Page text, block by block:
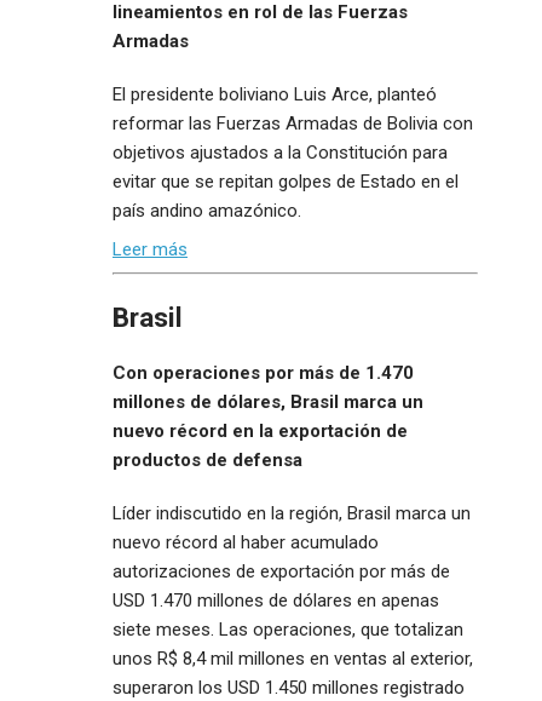
lineamientos en rol de las Fuerzas
Armadas
El presidente boliviano Luis Arce, planteó
reformar las Fuerzas Armadas de Bolivia con
objetivos ajustados a la Constitución para
evitar que se repitan golpes de Estado en el
país andino amazónico.
Leer más
Brasil
Con operaciones por más de 1.470
millones de dólares, Brasil marca un
nuevo récord en la exportación de
productos de defensa
Líder indiscutido en la región, Brasil marca un
nuevo récord al haber acumulado
autorizaciones de exportación por más de
USD 1.470 millones de dólares en apenas
siete meses. Las operaciones, que totalizan
unos R$ 8,4 mil millones en ventas al exterior,
superaron los USD 1.450 millones registrado